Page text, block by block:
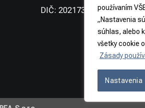
používaním
„Nastavenia
súhlas, alebo
všetky cookie
Zásady
Nastavenia
DIČ: 2021733065